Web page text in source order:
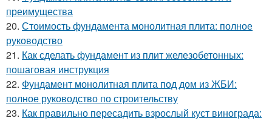
преимущества
20. Стоимость фундамента монолитная плита: полное
руководство
21. Как сделать фундамент из плит железобетонных:
пошаговая инструкция
22. Фундамент монолитная плита под дом из ЖБИ:
полное руководство по строительству
23. Как правильно пересадить взрослый куст винограда: